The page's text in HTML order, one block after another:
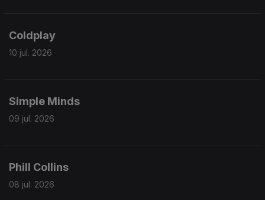
Coldplay
10 jul. 2026
Simple Minds
09 jul. 2026
Phill Collins
08 jul. 2026